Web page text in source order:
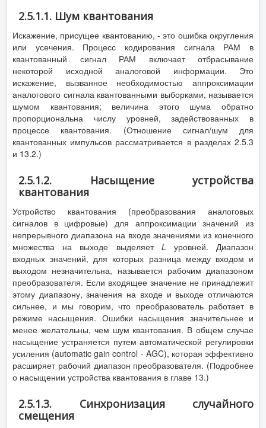
2.5.1.1. Шум квантования
Искажение, присущее квантованию, - это ошибка округления
или усечения. Процесс кодирования сигнала РАМ в
квантованный сигнал РАМ включает отбрасывание
некоторой исходной аналоговой информации. Это
искажение, вызванное необходимостью аппроксимации
аналогового сигнала квантованными выборками, называется
шумом квантования; величина этого шума обратно
пропорциональна числу уровней, задействованных в
процессе квантования. (Отношение сигнал/шум для
квантованных импульсов рассматривается в разделах 2.5.3
и 13.2.)
2.5.1.2. Насыщение устройства
квантования
Устройство квантования (преобразования аналоговых
сигналов в цифровые) для аппроксимации значений из
непрерывного диапазона на входе значениями из конечного
множества на выходе выделяет L уровней. Диапазон
входных значений, для которых разница между входом и
выходом незначительна, называется рабочим диапазоном
преобразователя. Если входящее значение не принадлежит
этому диапазону, значения на входе и выходе отличаются
сильнее, и мы говорим, что преобразователь работает в
режиме насыщения. Ошибки насыщения значительнее и
менее желательны, чем шум квантования. В общем случае
насыщение устраняется путем автоматической регулировки
усиления (automatic gain control - AGC), которая эффективно
расширяет рабочий диапазон преобразователя. (Подробнее
о насыщении устройства квантования в главе 13.)
2.5.1.3. Синхронизация случайного
смещения